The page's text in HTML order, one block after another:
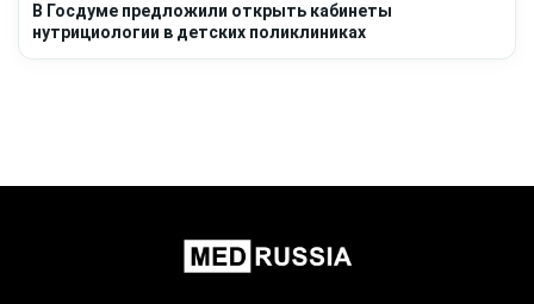
В Госдуме предложили открыть кабинеты
нутрициологии в детских поликлиниках